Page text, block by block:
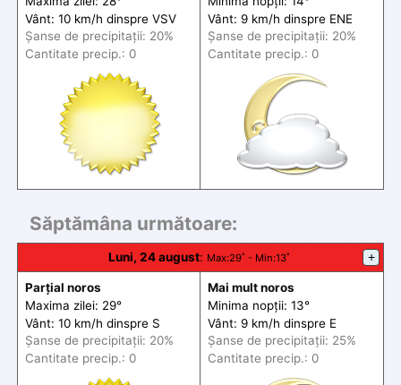
Vânt: 10 km/h dinspre VSV
Șanse de precipitații: 20%
Cantitate precip.: 0
Vânt: 9 km/h dinspre ENE
Șanse de precipitații: 20%
Cantitate precip.: 0
Săptămâna următoare:
Luni, 24 august: Max:29˚ - Min:13˚ +
Parțial noros
Maxima zilei: 29°
Vânt: 10 km/h dinspre S
Șanse de precipitații: 20%
Cantitate precip.: 0
Mai mult noros
Minima nopții: 13°
Vânt: 9 km/h dinspre E
Șanse de precipitații: 25%
Cantitate precip.: 0